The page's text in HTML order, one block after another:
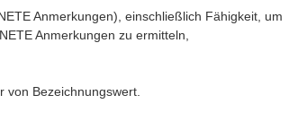
Anmerkungen), einschließlich Fähigkeit, um
Anmerkungen zu ermitteln,
Bezeichnungswert.